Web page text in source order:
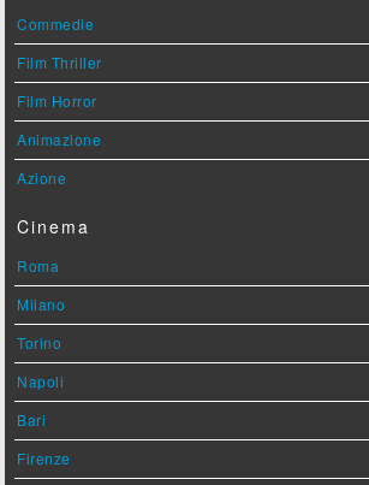
Commedie
Film Thriller
Film Horror
Animazione
Azione
Cinema
Roma
Milano
Torino
Napoli
Bari
Firenze